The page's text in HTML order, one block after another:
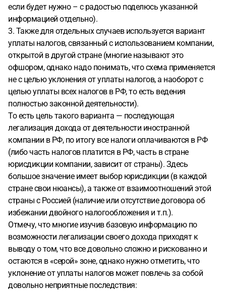
если будет нужно – с радостью поделюсь указанной
информацией отдельно).
3. Также для отдельных случаев используется вариант
уплаты налогов, связанный с использованием компании,
открытой в другой стране (многие называют это
офшором, однако надо понимать, что схема применяется
не с целью уклонения от уплаты налогов, а наоборот с
целью уплаты всех налогов в РФ, то есть ведения
полностью законной деятельности).
То есть цель такого варианта — последующая
легализация дохода от деятельности иностранной
компании в РФ, по итогу все налоги оплачиваются в РФ
(либо часть налогов платится в РФ, часть в стране
юрисдикции компании, зависит от страны). Здесь
большое значение имеет выбор юрисдикции (в каждой
стране свои нюансы), а также от взаимоотношений этой
страны с Россией (наличие или отсутствие договора об
избежании двойного налогообложения и т.п.).
Отмечу, что многие изучив базовую информацию по
возможности легализации своего дохода приходят к
выводу о том, что все довольно сложно и рискованно и
остаются в «серой» зоне, однако нужно отметить, что
уклонение от уплаты налогов может повлечь за собой
довольно неприятные последствия: